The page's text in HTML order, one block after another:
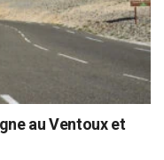
au Ventoux et